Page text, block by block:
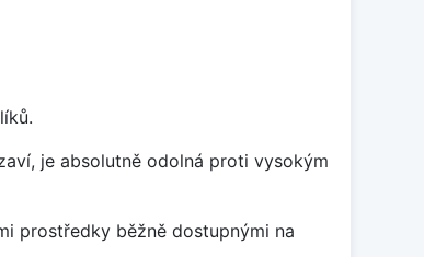
je absolutně odolná proti vysokým
prostředky běžně dostupnými na